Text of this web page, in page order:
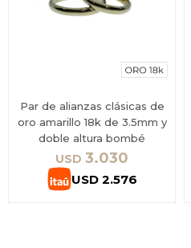
Par de alianzas clásicas de
oro amarillo 18k de 3.5mm y
doble altura bombé
USD 3.030
USD 2.576